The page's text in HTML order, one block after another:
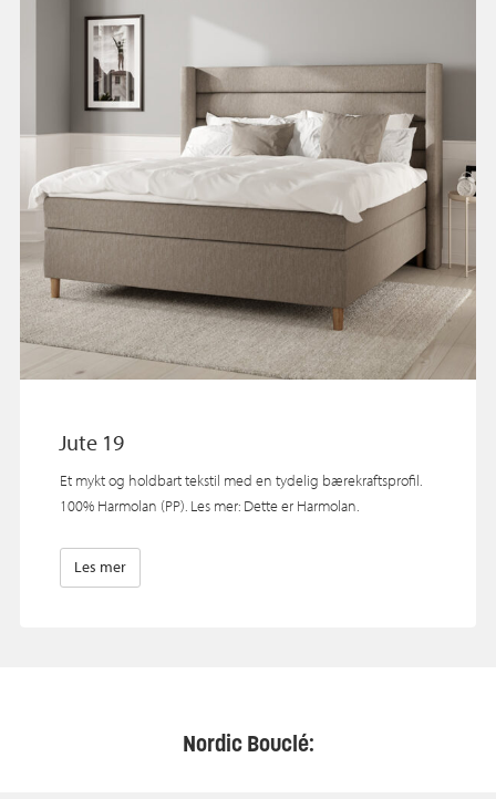
Jute 19
Et mykt og holdbart tekstil med en tydelig bærekraftsprofil.
100% Harmolan (PP). Les mer: Dette er Harmolan.
Les mer
Nordic Bouclé: